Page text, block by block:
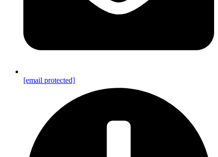
[email protected]